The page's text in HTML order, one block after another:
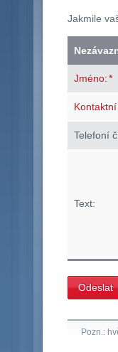
Jakmile
Jméno: *
Telefoní
Text:
Pozn.: